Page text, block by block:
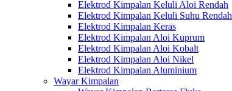
Elektrod Kimpalan Keluli Aloi Rendah
Elektrod Kimpalan Keluli Suhu Rendah
Elektrod Kimpalan Keras
Elektrod Kimpalan Aloi Kuprum
Elektrod Kimpalan Aloi Kobalt
Elektrod Kimpalan Aloi Nikel
Elektrod Kimpalan Aluminium
Wayar Kimpalan